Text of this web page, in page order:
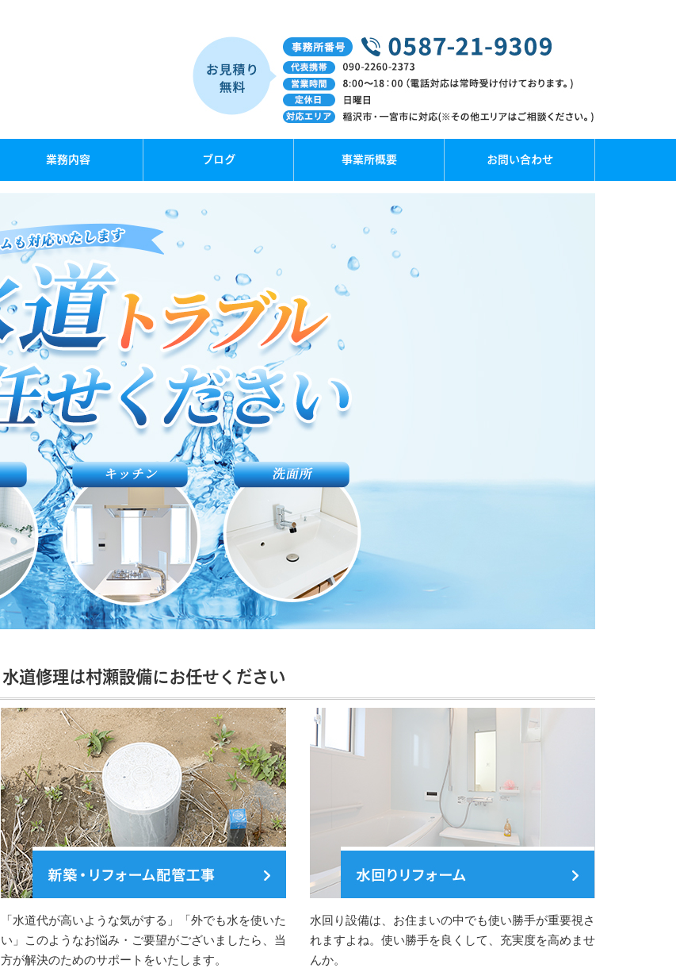
業務内容 ブログ 事業所概要 お問い合わせ
水道修理は村瀬設備にお任せください
「水道代が高いような気がする」「外でも水を使いた
い」このようなお悩み・ご要望がございましたら、当
方が解決のためのサポートをいたします。
水回り設備は、お住まいの中でも使い勝手が重要視さ
れますよね。使い勝手を良くして、充実度を高めませ
んか。